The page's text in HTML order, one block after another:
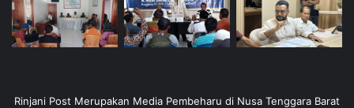
Rinjani Post Merupakan Media Pembeharu di Nusa Tenggara Barat